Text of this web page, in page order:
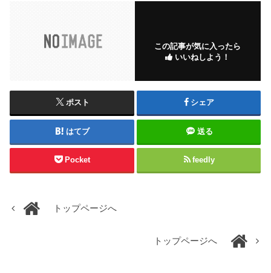
この記事が気に入ったら
いいねしよう！
ポスト シェア
はてブ 送る
Pocket feedly
トップページへ
トップページへ